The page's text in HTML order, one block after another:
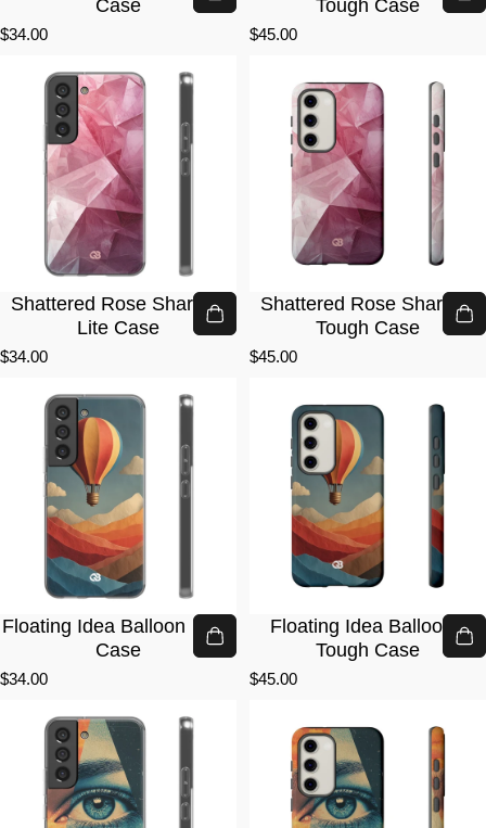
Case
$34.00
Tough Case
$45.00
Shattered Rose Shards ·
Lite Case
$34.00
Shattered Rose Shards ·
Tough Case
$45.00
Floating Idea Balloon · Lite
Case
$34.00
Floating Idea Balloon ·
Tough Case
$45.00